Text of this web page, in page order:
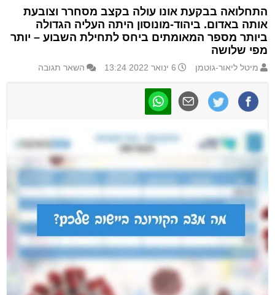
התחלואה בבקעת אונו עולה בקצב מסחרר וצובעת
אותה באדום. ביהוד-מונוסון היתה העליה הגדולה
ביותר מספר המאומתים ביחס לתחילת השבוע – יותר
מפי שלושה
מיטל ליאור-גוטמן 6 ינואר 2022 13:24 השאר תגובה